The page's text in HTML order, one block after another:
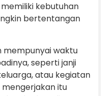
kebutuhan
bertentangan
mempunyai waktu
seperti janji
atau kegiatan
itu